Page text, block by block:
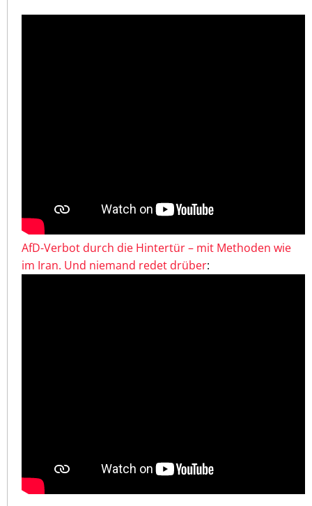
AfD-Verbot durch die Hintertür – mit Methoden wie
im Iran. Und niemand redet drüber: